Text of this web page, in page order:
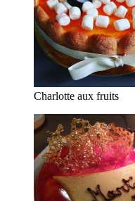
Charlotte aux fruits